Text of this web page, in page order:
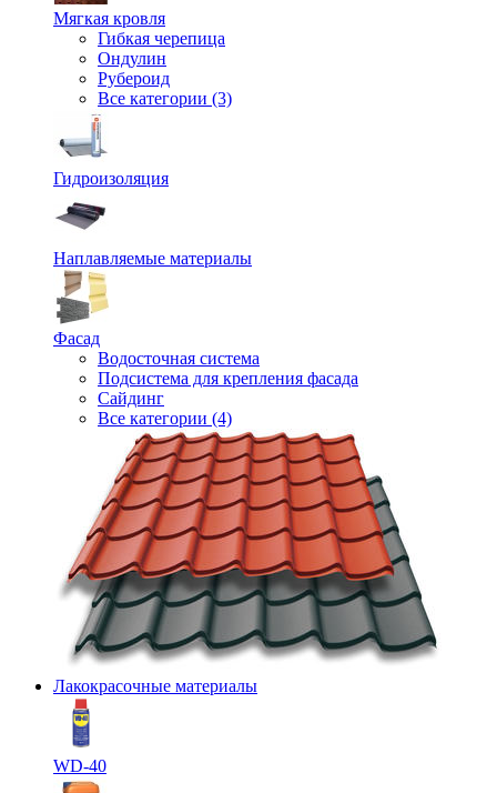
Мягкая кровля
Гибкая черепица
Ондулин
Рубероид
Все категории (3)
Гидроизоляция
Наплавляемые материалы
Фасад
Водосточная система
Подсистема для крепления фасада
Сайдинг
Все категории (4)
Лакокрасочные материалы
WD-40